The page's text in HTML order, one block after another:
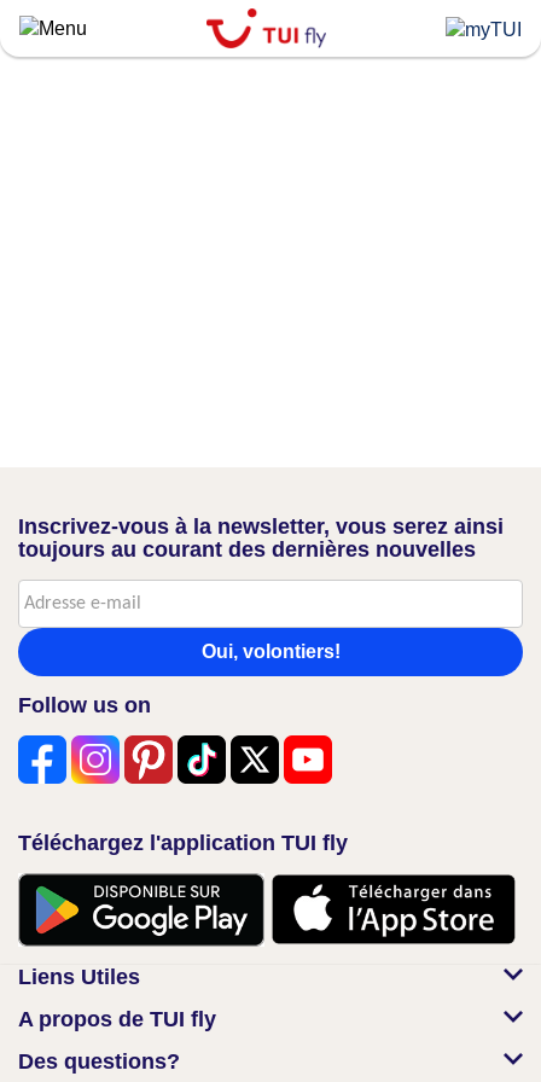
Skip
to
Inscrivez-vous à la newsletter, vous serez ainsi
toujours au courant des dernières nouvelles
Oui, volontiers!
Follow us on
Téléchargez l'application TUI fly
Liens Utiles
A propos de TUI fly
Des questions?